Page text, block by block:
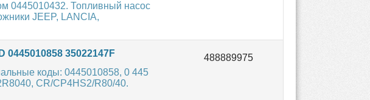
0445010432. Топливный насос
JEEP, LANCIA,
0445010858 35022147F
коды: 0445010858, 0 445
CR/CP4HS2/R80/40.